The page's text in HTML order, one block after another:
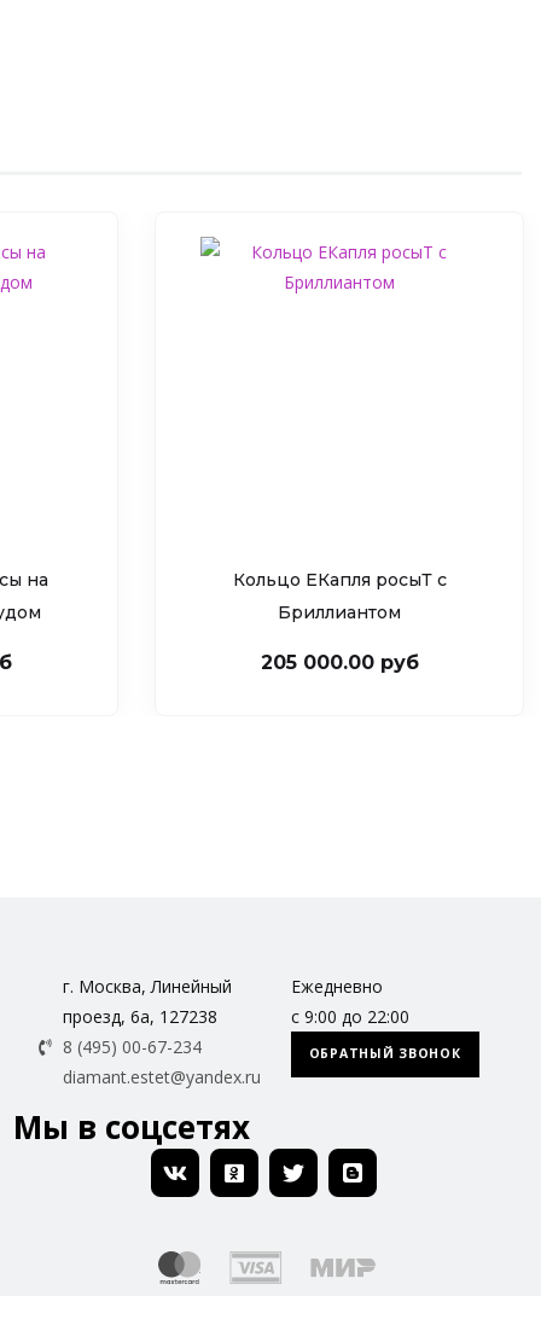
на
Кольцо ЕКапля росыТ c
Бриллиантом
205 000.00 руб
г. Москва, Линейный
проезд, 6а, 127238
8 (495) 00-67-234
diamant.estet@yandex.ru
Ежедневно
с 9:00 до 22:00
ОБРАТНЫЙ ЗВОНОК
Мы в соцсетях